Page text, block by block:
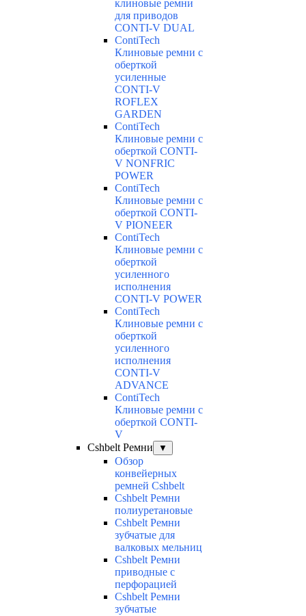
клиновые ремни
для приводов
CONTI-V DUAL
ContiTech
Клиновые ремни с
оберткой
усиленные
CONTI-V
ROFLEX
GARDEN
ContiTech
Клиновые ремни с
оберткой CONTI-
V NONFRIC
POWER
ContiTech
Клиновые ремни с
оберткой CONTI-
V PIONEER
ContiTech
Клиновые ремни с
оберткой
усиленного
исполнения
CONTI-V POWER
ContiTech
Клиновые ремни с
оберткой
усиленного
исполнения
CONTI-V
ADVANCE
ContiTech
Клиновые ремни с
оберткой CONTI-
V
Cshbelt Ремни
▼
Обзор
конвейерных
ремней Cshbelt
Cshbelt Ремни
полиуретановые
Cshbelt Ремни
зубчатые для
валковых мельниц
Cshbelt Ремни
приводные с
перфорацией
Cshbelt Ремни
зубчатые